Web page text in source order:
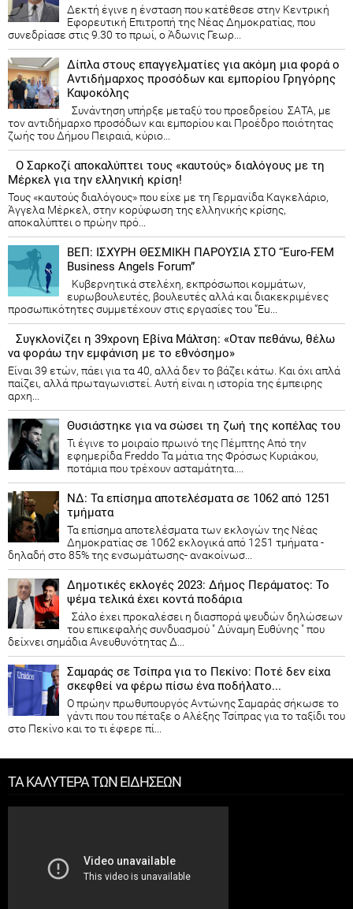
Δεκτή έγινε η ένσταση που κατέθεσε στην Κεντρική
Εφορευτική Επιτροπή της Νέας Δημοκρατίας, που
συνεδρίασε στις 9.30 το πρωί, ο Άδωνις Γεωρ...
Δίπλα στους επαγγελματίες για ακόμη μια φορά ο
Αντιδήμαρχος προσόδων και εμπορίου Γρηγόρης
Καψοκόλης
Συνάντηση υπήρξε μεταξύ του προεδρείου ΣΑΤΑ, με
τον αντιδήμαρχο προσόδων και εμπορίου και Προέδρο ποιότητας
ζωής του Δήμου Πειραιά, κύριο...
Ο Σαρκοζί αποκαλύπτει τους «καυτούς» διαλόγους με τη
Μέρκελ για την ελληνική κρίση!
Τους «καυτούς διαλόγους» που είχε με τη Γερμανίδα Καγκελάριο,
Άγγελα Μέρκελ, στην κορύφωση της ελληνικής κρίσης,
αποκαλύπτει ο πρώην πρό...
ΒΕΠ: ΙΣΧΥΡΗ ΘΕΣΜΙΚΗ ΠΑΡΟΥΣΙΑ ΣΤΟ “Euro-FEM
Business Angels Forum”
Κυβερνητικά στελέχη, εκπρόσωποι κομμάτων,
ευρωβουλευτές, βουλευτές αλλά και διακεκριμένες
προσωπικότητες συμμετέχουν στις εργασίες του “Eu...
Συγκλονίζει η 39χρονη Εβίνα Μάλτση: «Οταν πεθάνω, θέλω
να φοράω την εμφάνιση με το εθνόσημο»
Είναι 39 ετών, πάει για τα 40, αλλά δεν το βάζει κάτω. Και όχι απλά
παίζει, αλλά πρωταγωνιστεί. Αυτή είναι η ιστορία της έμπειρης
αρχη...
Θυσιάστηκε για να σώσει τη ζωή της κοπέλας του
Τι έγινε το μοιραίο πρωινό της Πέμπτης Από την
εφημερίδα Freddo Τα μάτια της Φρόσως Κυριάκου,
ποτάμια που τρέχουν ασταμάτητα....
ΝΔ: Τα επίσημα αποτελέσματα σε 1062 από 1251
τμήματα
Τα επίσημα αποτελέσματα των εκλογών της Νέας
Δημοκρατίας​ σε 1062 εκλογικά από 1251 τμήματα -
δηλαδή στο 85% της ενσωμάτωσης- ανακοίνωσ...
Δημοτικές εκλογές 2023: Δήμος Περάματος: Το
ψέμα τελικά έχει κοντά ποδάρια
Σάλο έχει προκαλέσει η διασπορά ψευδών δηλώσεων
του επικεφαλής συνδυασμού " Δύναμη Ευθύνης " που
δείχνει σημάδια Ανευθυνότητας Δ...
Σαμαράς σε Τσίπρα για το Πεκίνο: Ποτέ δεν είχα
σκεφθεί να φέρω πίσω ένα ποδήλατο...
Ο πρώην πρωθυπουργός Αντώνης Σαμαράς σήκωσε το
γάντι που του πέταξε ο Αλέξης Τσίπρας για το ταξίδι του
στο Πεκίνο και το τι έφερε πί...
ΤΑ ΚΑΛΥΤΕΡΑ ΤΩΝ ΕΙΔΗΣΕΩΝ